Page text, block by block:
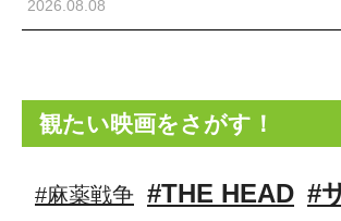
2026.08.08
観たい映画をさがす！
#麻薬戦争 #THE HEAD #